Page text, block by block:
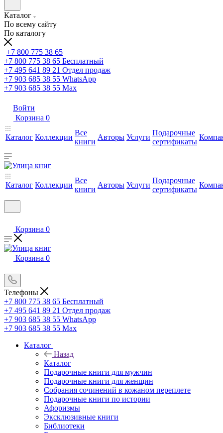
Каталог
По всему сайту
По каталогу
+7 800 775 38 65
+7 800 775 38 65 Бесплатный
+7 495 641 89 21 Отдел продаж
+7 903 685 38 55 WhatsApp
+7 903 685 38 55 Max
Войти
Корзина 0
Каталог Коллекции
Все
книги
Авторы Услуги
Подарочные
сертификаты
Каталог Коллекции
Все
книги
Авторы Услуги
Подарочные
сертификаты
Корзина 0
Корзина 0
Телефоны
+7 800 775 38 65 Бесплатный
+7 495 641 89 21 Отдел продаж
+7 903 685 38 55 WhatsApp
+7 903 685 38 55 Max
Каталог
Назад
Каталог
Подарочные книги для мужчин
Подарочные книги для женщин
Собрания сочинений в кожаном переплете
Подарочные книги по истории
Афоризмы
Эксклюзивные книги
Библиотеки